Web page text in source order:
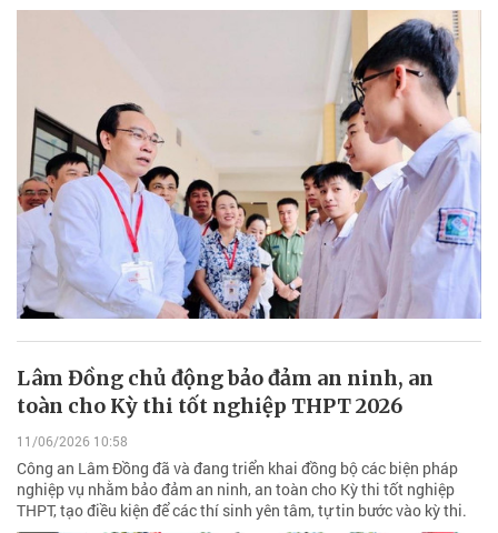
Lâm Đồng chủ động bảo đảm an ninh, an
toàn cho Kỳ thi tốt nghiệp THPT 2026
11/06/2026 10:58
Công an Lâm Đồng đã và đang triển khai đồng bộ các biện pháp
nghiệp vụ nhằm bảo đảm an ninh, an toàn cho Kỳ thi tốt nghiệp
THPT, tạo điều kiện để các thí sinh yên tâm, tự tin bước vào kỳ thi.